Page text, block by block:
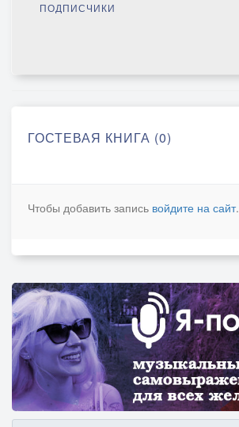
ПОДПИСЧИКИ
ГОСТЕВАЯ КНИГА (0)
Чтобы добавить запись войдите на сайт.